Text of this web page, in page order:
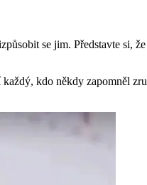
se jim. Představte si,
kdo někdy zapomněl